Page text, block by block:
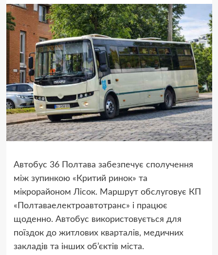
Автобус 36 Полтава забезпечує сполучення
між зупинкою «Критий ринок» та
мікрорайоном Лісок. Маршрут обслуговує КП
«Полтаваелектроавтотранс» і працює
щоденно. Автобус використовується для
поїздок до житлових кварталів, медичних
закладів та інших об’єктів міста.